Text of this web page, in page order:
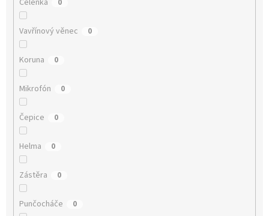
Čelenka 0
Vavřínový věnec 0
Koruna 0
Mikrofón 0
Čepice 0
Helma 0
Zástěra 0
Punčocháče 0